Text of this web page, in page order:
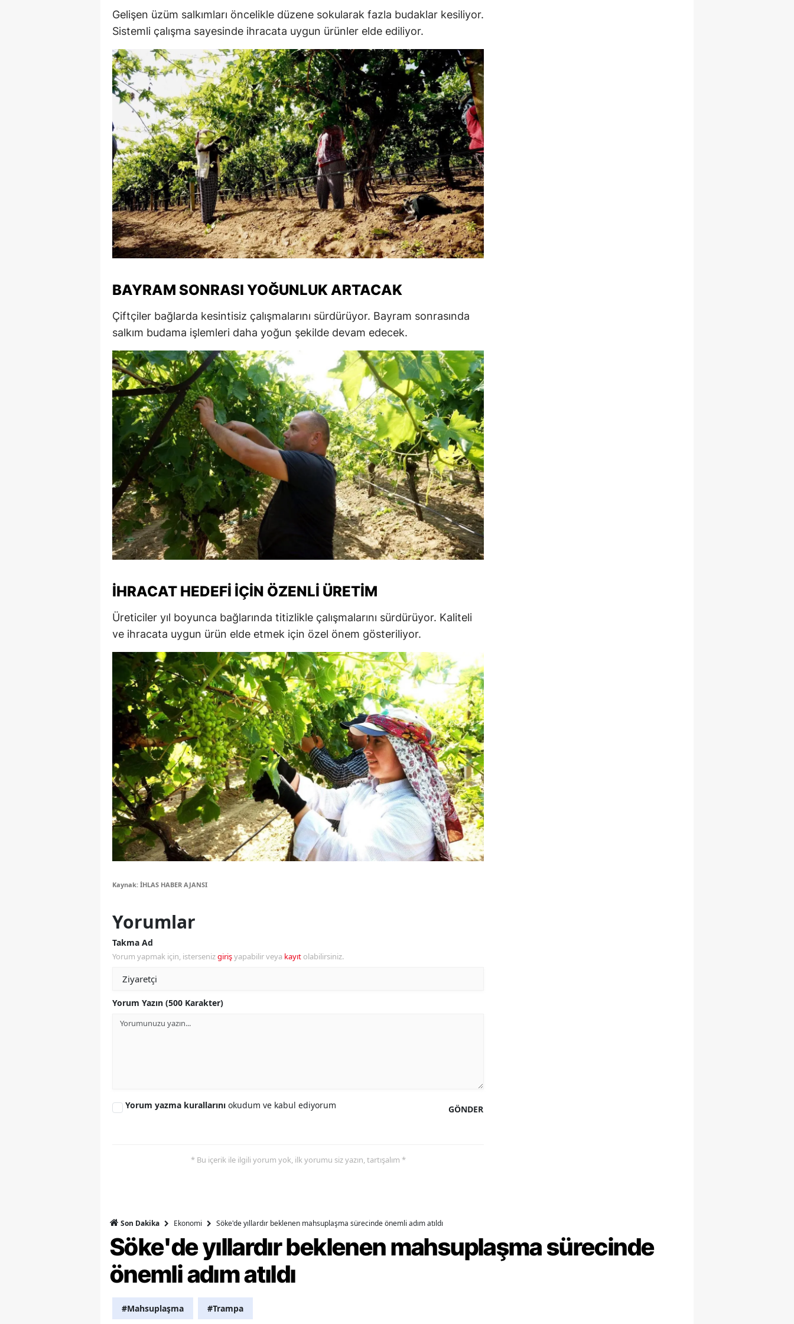
Mersin
İzmir
Kars
Kastamonu
Kayseri
Kırklareli
Kırşehir
Kocaeli
Konya
Kütahya
Malatya
Kahramanmaraş
Mardin
Muğla
Muş
Nevşehir
Niğde
Ordu
Rize
Sakarya
Samsun
Sinop
Sivas
Tokat
Trabzon
Tunceli
Şanlıurfa
Uşak
Yozgat
Zonguldak
Aksaray
Batman
Karabük
Osmaniye
Gelişen üzüm salkımları öncelikle düzene sokularak fazla budaklar kesiliyor.
Sistemli çalışma sayesinde ihracata uygun ürünler elde ediliyor.
BAYRAM SONRASI YOĞUNLUK ARTACAK
Çiftçiler bağlarda kesintisiz çalışmalarını sürdürüyor. Bayram sonrasında
salkım budama işlemleri daha yoğun şekilde devam edecek.
İHRACAT HEDEFI İÇIN ÖZENLI ÜRETIM
Üreticiler yıl boyunca bağlarında titizlikle çalışmalarını sürdürüyor. Kaliteli
ve ihracata uygun ürün elde etmek için özel önem gösteriliyor.
Kaynak: İHLAS HABER AJANSI
Yorumlar
Takma Ad
Yorum yapmak için, istersenizgirişyapabilir veya kayıt olabilirsiniz.
Yorum Yazın (500 Karakter)
GÖNDER
Yorum yazma kurallarını okudum ve kabul ediyorum
* Bu içerik ile ilgili yorum yok, ilk yorumu siz yazın, tartışalım *
Son Dakika Ekonomi Söke'de yıllardır beklenen mahsuplaşma sürecinde önemli adım atıldı
Söke'de yıllardır beklenen mahsuplaşma sürecinde
önemli adım atıldı
#Mahsuplaşma #Trampa